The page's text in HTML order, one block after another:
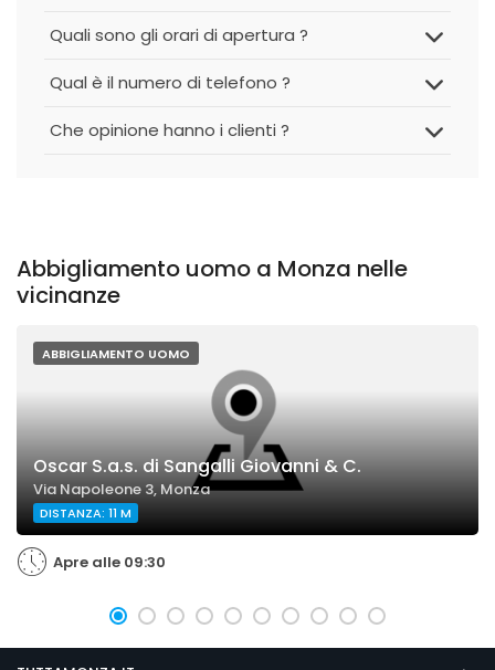
Quali sono gli orari di apertura ?
Qual è il numero di telefono ?
Che opinione hanno i clienti ?
Abbigliamento uomo a Monza nelle
vicinanze
ABBIGLIAMENTO UOMO
Oscar S.a.s. di Sangalli Giovanni & C.
Via Napoleone 3, Monza
DISTANZA: 11 M
Apre alle 09:30